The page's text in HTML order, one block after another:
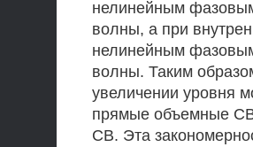
нелинейным
волны, а при
нелинейным
волны. Таким
увеличении уровня
прямые объемные
СВ. Эта